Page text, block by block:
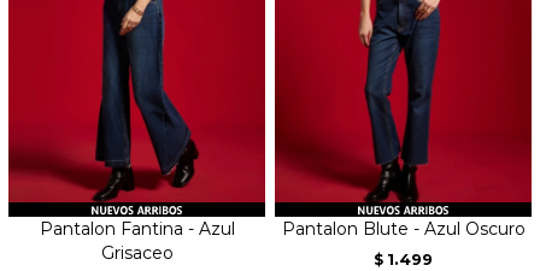
Pantalon Fantina - Azul
Grisaceo
Pantalon Blute - Azul Oscuro
$ 1.499